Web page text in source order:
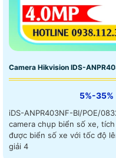
Camera Hikvision IDS-
5%-35%
iDS-ANPR403NF-BI/POE/
camera chụp biển số xe,
được biển số xe với tốc độ
giải 4